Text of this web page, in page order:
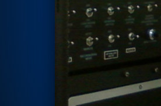
PSA Oxygen Generation Plant-
PSA Oxygen Generation Plant-
Fuel Injection Pump Test Bench
PSA Nitrogen Generation Plant
Dual Hydraulic Test System
Hydraulic Damper Test Bench
1000 Bar Hydraulic Proof
Drive And Control Automation
Main Rotor Actuator Test Rig